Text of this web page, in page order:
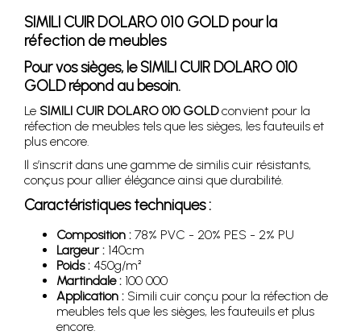
SIMILI CUIR DOLARO 010 GOLD pour la
réfection de meubles
Pour vos sièges, leSIMILI CUIR DOLARO 010
GOLDrépond au besoin.
Le SIMILI CUIR DOLARO 010 GOLDconvient pour la
réfection de meubles tels que les sièges, les fauteuils et
plus encore.
Il s’inscrit dans une gamme de similis cuir résistants,
conçus pour allier élégance ainsi que durabilité.
Caractéristiques techniques :
Composition : 78% PVC - 20% PES - 2% PU
Largeur : 140cm
Poids : 450g/m²
Martindale : 100 000
Application : Simili cuir conçu pour la réfection de
meubles tels que les sièges, les fauteuils et plus
encore.